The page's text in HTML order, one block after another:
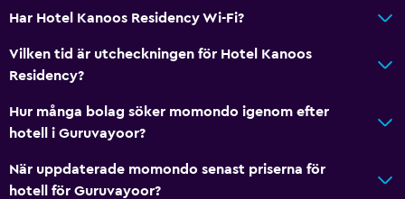
Har Hotel Kanoos Residency Wi-Fi?
Vilken tid är utcheckningen för Hotel Kanoos
Residency?
Hur många bolag söker momondo igenom efter
hotell i Guruvayoor?
När uppdaterade momondo senast priserna för
hotell för Guruvayoor?